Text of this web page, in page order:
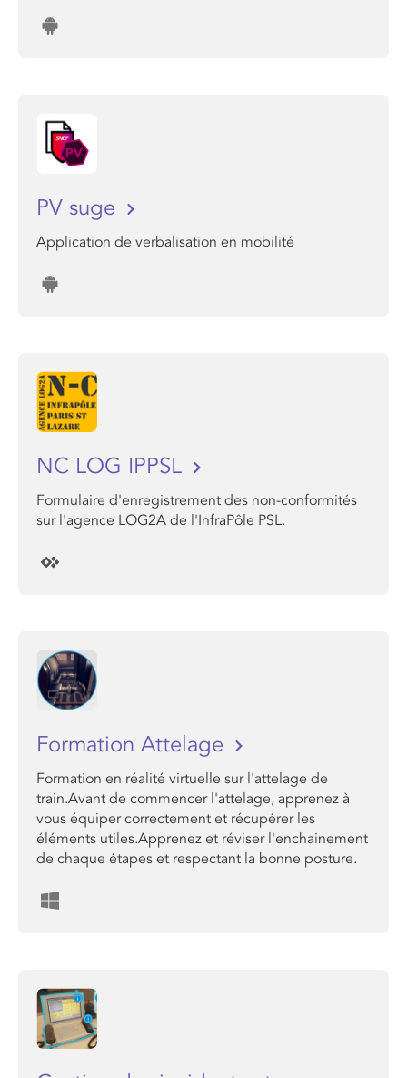
PV suge
Application de verbalisation en mobilité
NC LOG IPPSL
Formulaire d'enregistrement des non-conformités
sur l'agence LOG2A de l'InfraPôle PSL.
Formation Attelage
Formation en réalité virtuelle sur l'attelage de
train.Avant de commencer l'attelage, apprenez à
vous équiper correctement et récupérer les
éléments utiles.Apprenez et réviser l'enchainement
de chaque étapes et respectant la bonne posture.